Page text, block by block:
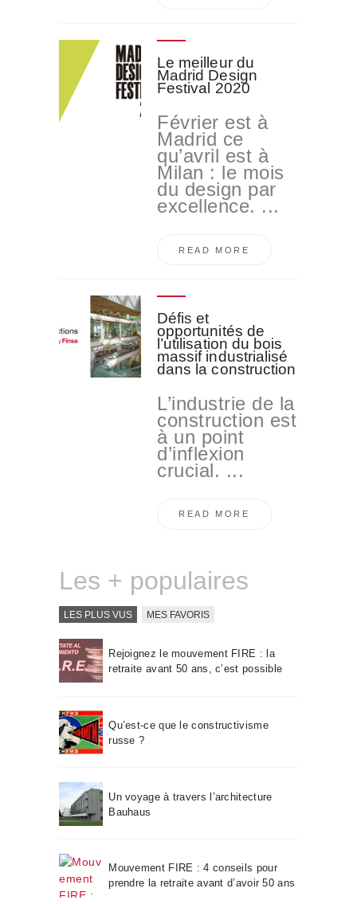
Le meilleur du
Madrid Design
Festival 2020
Février est à
Madrid ce
qu’avril est à
Milan : le mois
du design par
excellence. ...
READ MORE
Défis et
opportunités de
l’utilisation du bois
massif industrialisé
dans la construction
L’industrie de la
construction est
à un point
d’inflexion
crucial. ...
READ MORE
Les + populaires
LES PLUS VUS MES FAVORIS
Rejoignez le mouvement FIRE : la
retraite avant 50 ans, c’est possible
Qu’est-ce que le constructivisme
russe ?
Un voyage à travers l’architecture
Bauhaus
Mouvement FIRE : 4 conseils pour
prendre la retraite avant d’avoir 50 ans